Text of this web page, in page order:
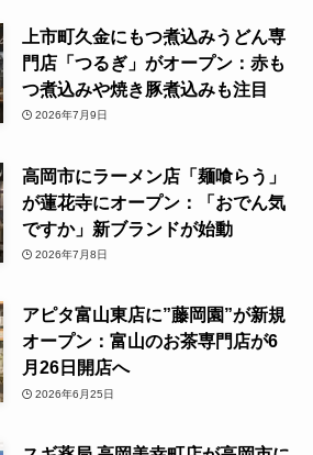
上市町久金にもつ煮込みうどん専
門店「つるぎ」がオープン：赤も
つ煮込みや焼き豚煮込みも注目
2026年7月9日
高岡市にラーメン店「麺喰らう」
が蓮花寺にオープン：「おでん気
ですか」新ブランドが始動
2026年7月8日
アピタ富山東店に”藤岡園”が新規
オープン：富山のお茶専門店が6
月26日開店へ
2026年6月25日